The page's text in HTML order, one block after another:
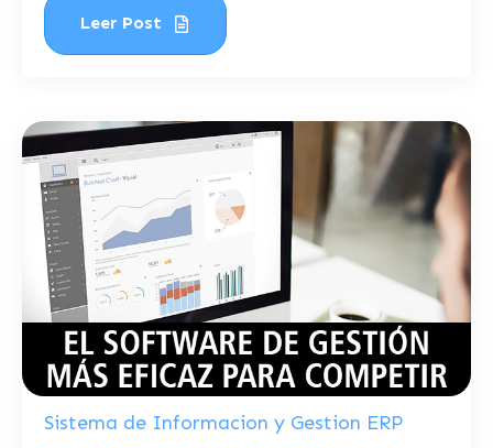
Leer Post
Sistema de Informacion y Gestion ERP